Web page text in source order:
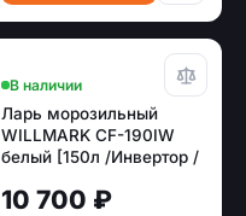
В наличии
Ларь морозильный
WILLMARK CF-190IW
белый [150л /Инвертор /
корз /гар10 лет]
10 700 ₽